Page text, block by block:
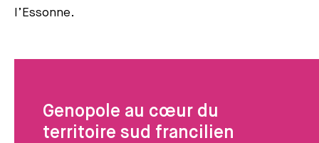
l’Essonne.
Genopole au cœur du
territoire sud francilien